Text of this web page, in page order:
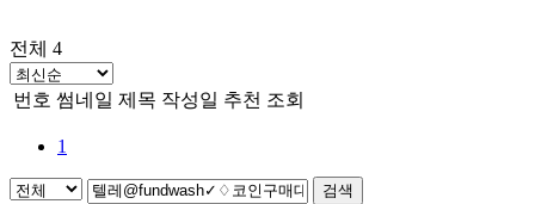
전체 4
번호 썸네일 제목 작성일 추천 조회
1
검색